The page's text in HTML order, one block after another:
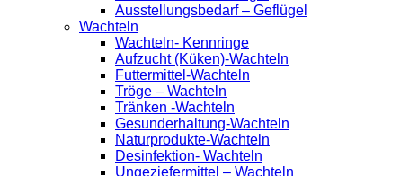
Ausstellungsbedarf – Geflügel
Wachteln
Wachteln- Kennringe
Aufzucht (Küken)-Wachteln
Futtermittel-Wachteln
Tröge – Wachteln
Tränken -Wachteln
Gesunderhaltung-Wachteln
Naturprodukte-Wachteln
Desinfektion- Wachteln
Ungeziefermittel – Wachteln